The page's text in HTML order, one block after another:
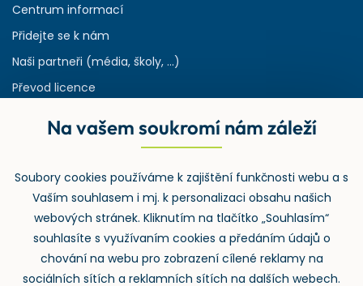
Centrum informací
Přidejte se k nám
Naši partneři (média, školy, ...)
Převod licence
Rejstřík používaných zkratek v odpadech
Zpětný odběr
Na vašem soukromí nám záleží
Soubory cookies používáme k zajištění funkčnosti webu a s
Vaším souhlasem i mj. k personalizaci obsahu našich
webových stránek. Kliknutím na tlačítko „Souhlasím“
souhlasíte s využívaním cookies a předáním údajů o
chování na webu pro zobrazení cílené reklamy na
sociálních sítích a reklamních sítích na dalších webech.